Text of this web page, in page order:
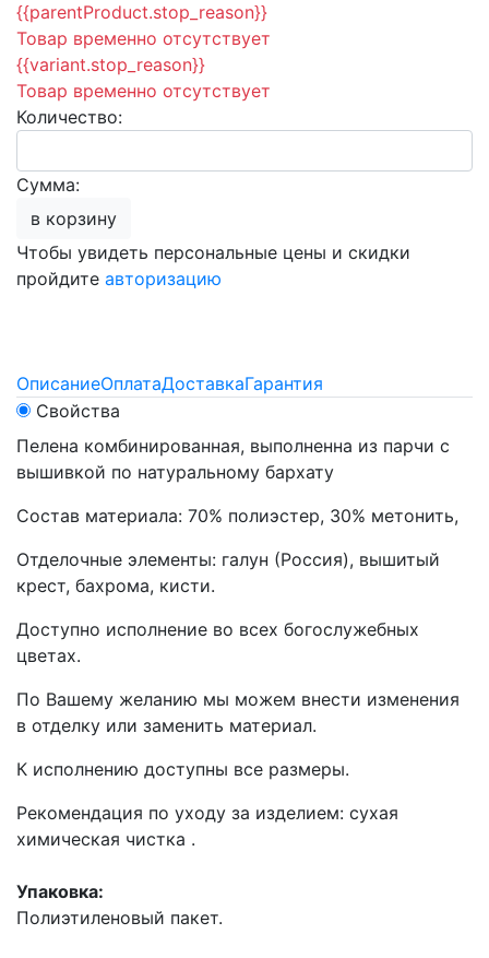
{{parentProduct.stop_reason}}
Товар временно отсутствует
{{variant.stop_reason}}
Товар временно отсутствует
Количество:
Сумма:
в корзину
Чтобы увидеть персональные цены и скидки
пройдите авторизацию
ОписаниеОплатаДоставкаГарантия
Свойства
Пелена комбинированная, выполненна из парчи с
вышивкой по натуральному бархату
Состав материала: 70% полиэстер, 30% метонить,
Отделочные элементы: галун (Россия), вышитый
крест, бахрома, кисти.
Доступно исполнение во всех богослужебных
цветах.
По Вашему желанию мы можем внести изменения
в отделку или заменить материал.
К исполнению доступны все размеры.
Рекомендация по уходу за изделием: сухая
химическая чистка .
Упаковка:
Полиэтиленовый пакет.